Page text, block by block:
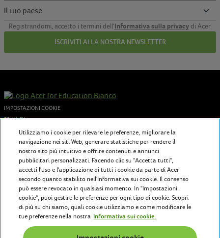
Registrandomi, accetto i termini dell'Informativa sulla privacydi Acer.
ISCRIVITI ALLA NOSTRA NEWSLETTER
IMPOSTAZIONI COOKIE
PRIVACY
COOKIES POLICY
© 2026 Acer Inc. - P.I. 02730250962
Chi siamo
Acer for Education offre a insegnanti e studenti tecnologie in continua
evoluzione per ispirare e promuovere un'istruzione senza tempo.
Contattaci
Utilizziamo i cookie per rilevare le preferenze, migliorare la
navigazione nei siti Web, generare statistiche per rendere il
nostro sito più intuitivo e offrire contenuti e annunci
pubblicitari personalizzati. Facendo clic su "Accetta tutti",
accetti l'uso e l'applicazione di tutti i cookie da parte di Acer
secondo quanto stabilito nell'Informativa sui cookie. Il consenso
può essere revocato in qualsiasi momento. In "Impostazioni
cookie", puoi gestire le preferenze per ogni tipo di cookie. Scopri
di più su chi siamo, quali cookie utilizziamo e come modificare le
tue preferenze nella nostra Informativa sui cookie.